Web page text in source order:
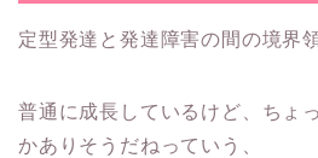
定型発達と発達障害の間の境界
普通に成長しているけど、ちょ
かありそうだねっていう、